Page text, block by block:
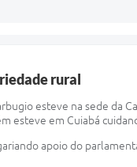
rural
esteve na sede da
esteve em Cuiabá
apoio do